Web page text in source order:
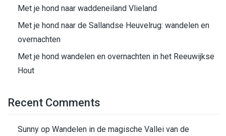
Met je hond naar waddeneiland Vlieland
Met je hond naar de Sallandse Heuvelrug: wandelen en
overnachten
Met je hond wandelen en overnachten in het Reeuwijkse
Hout
Recent Comments
Sunny op Wandelen in de magische Vallei van de